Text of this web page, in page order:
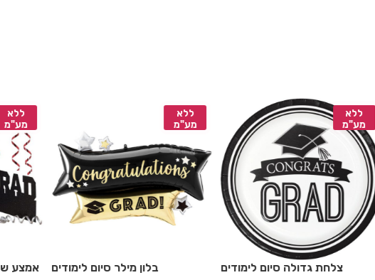
ללא
מע"מ
ללא
מע"מ
צלחת גדולה סיום לימודים
ללא
מע"מ
קישוט תלייה כובעי סיום לימודים